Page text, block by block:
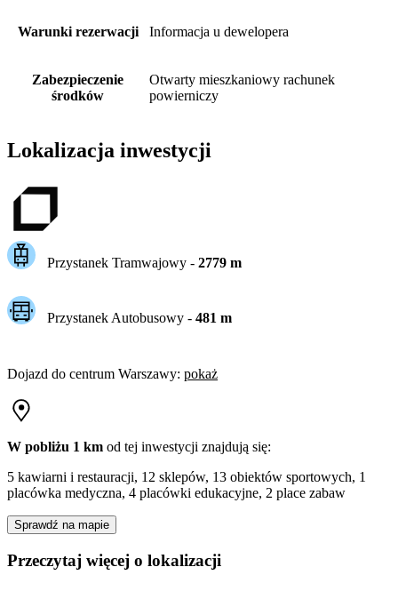
Warunki rezerwacji Informacja u dewelopera
Zabezpieczenie
środków
Otwarty mieszkaniowy rachunek
powierniczy
Lokalizacja inwestycji
Przystanek Tramwajowy - 2779m
Przystanek Autobusowy - 481 m
Dojazd do centrum Warszawy: pokaż
W pobliżu 1 km od tej inwestycji znajdują się:
5 kawiarni i restauracji, 12 sklepów, 13 obiektów sportowych, 1
placówka medyczna, 4 placówki edukacyjne, 2 place zabaw
Sprawdź na mapie
Przeczytaj więcej o lokalizacji